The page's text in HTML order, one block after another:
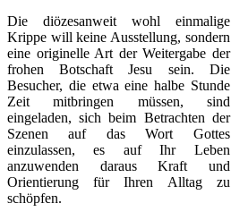
Die diözesanweit wohl einmalige
Krippe will keine Ausstellung, sondern
eine originelle Art der Weitergabe der
frohen Botschaft Jesu sein. Die
Besucher, die etwa eine halbe Stunde
Zeit mitbringen müssen, sind
eingeladen, sich beim Betrachten der
Szenen auf das Wort Gottes
einzulassen, es auf Ihr Leben
anzuwenden daraus Kraft und
Orientierung für Ihren Alltag zu
schöpfen.